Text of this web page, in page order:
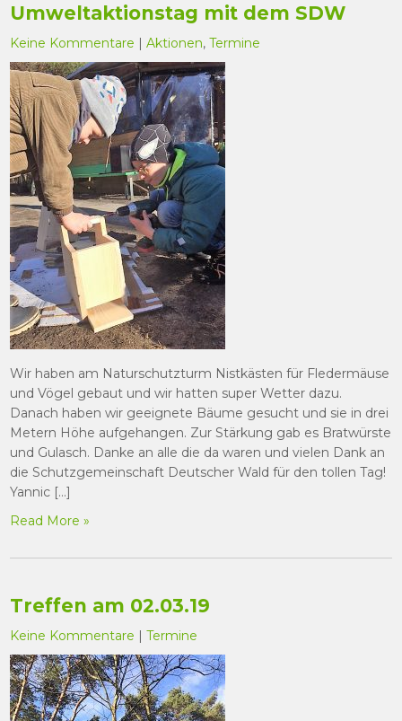
Umweltaktionstag mit dem SDW
Keine Kommentare |Aktionen,Termine
Wir haben am Naturschutzturm Nistkästen für Fledermäuse
und Vögel gebaut und wir hatten super Wetter dazu.
Danach haben wir geeignete Bäume gesucht und sie in drei
Metern Höhe aufgehangen. Zur Stärkung gab es Bratwürste
und Gulasch. Danke an alle die da waren und vielen Dank an
die Schutzgemeinschaft Deutscher Wald für den tollen Tag!
Yannic […]
Read More »
Treffen am 02.03.19
Keine Kommentare |Termine